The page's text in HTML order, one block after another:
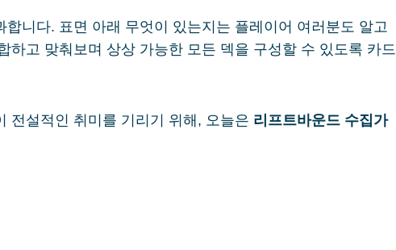
니다. 표면 아래 무엇이 있는지는 플레이어 여러분도 알고
하고 맞춰보며 상상 가능한 모든 덱을 구성할 수 있도록 카드
전설적인 취미를 기리기 위해, 오늘은 리프트바운드 수집가